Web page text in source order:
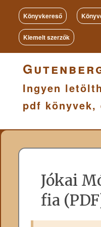
Könyvkereső
Kiemelt szerzők
Ingyen
pdf könyvek,
Jókai
fia